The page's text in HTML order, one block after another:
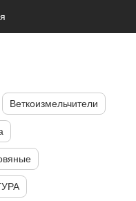
Веткоизмельчители